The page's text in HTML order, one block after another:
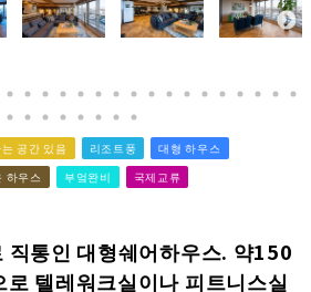
공간 있음 리조트풍
대형 하우스
하우스 부엌완비
국제교류
직통인 대형쉐어하우스. 약150
로 텔레워크실이나 피트니스실